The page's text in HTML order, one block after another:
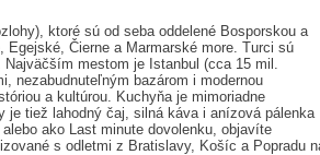
ktoré sú od seba oddelené Bosporskou a
Egejské, Čierne a Marmarské more. Turci sú
mestom je Istanbul (cca 15 mil.
nezabudnuteľným bazá­rom i modernou
a kultúrou. Kuchyňa je mimoriadne
tiež lahodný čaj, silná káva i anízová pálenka
ako Last minute dovolenku, objavíte
s odletmi z Bratislavy, Košíc a Popradu